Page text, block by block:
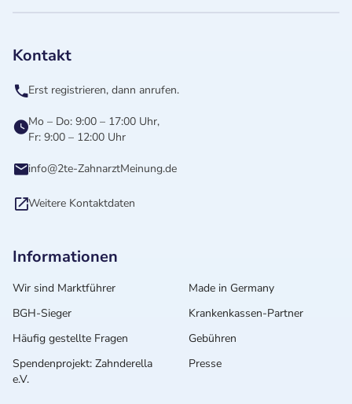
Kontakt
Erst registrieren, dann anrufen.
Mo – Do: 9:00 – 17:00 Uhr,
Fr: 9:00 – 12:00 Uhr
info@2te-ZahnarztMeinung.de
Weitere Kontaktdaten
Informationen
Wir sind Marktführer
Made in Germany
BGH-Sieger
Krankenkassen-Partner
Häufig gestellte Fragen
Gebühren
Spendenprojekt: Zahnderella
e.V.
Presse